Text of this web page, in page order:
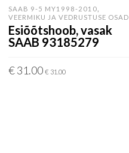
SAAB 9-5 MY1998-2010,
VEERMIKU JA VEDRUSTUSE OSAD
Esiõõtshoob, vasak
SAAB 93185279
€31.00 € 31.00